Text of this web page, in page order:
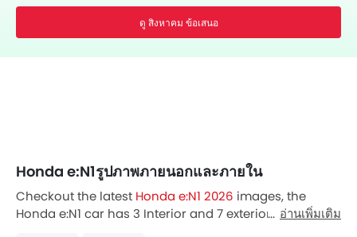
ดู สิงหาคม ข้อเสนอ
Honda e:N1รูปภาพภายนอกและภายใน
Checkout the latest Honda e:N1 2026 images, the
Honda e:N1 car has 3 Interior and 7 exterior Images.
อ่านเพิ่มเติม